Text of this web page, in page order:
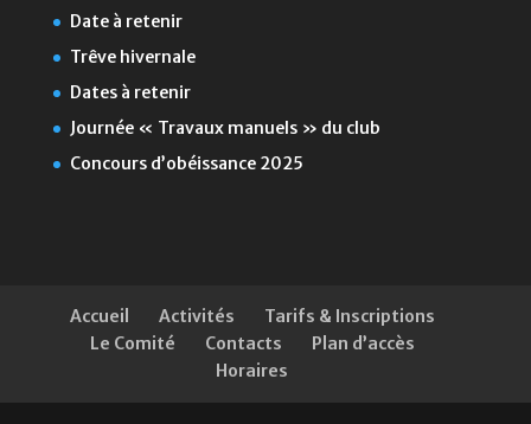
Date à retenir
Trêve hivernale
Dates à retenir
Journée « Travaux manuels » du club
Concours d’obéissance 2025
Accueil Activités
Tarifs & Inscriptions
Le Comité
Contacts
Plan d’accès
Horaires